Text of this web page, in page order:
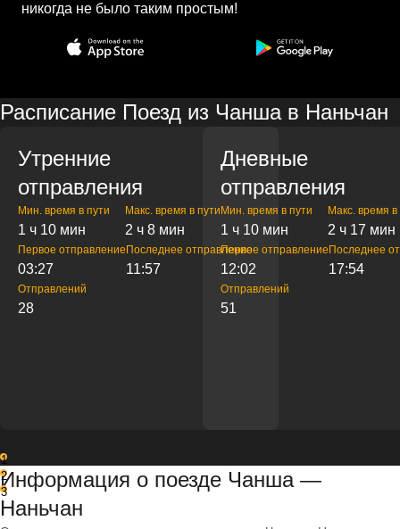
никогда не было таким простым!
Расписание Поезд из Чанша в Наньчан
Утренние
отправления
Мин. время в пути
1 ч 10 мин
Макс. время в пути
2 ч 8 мин
Первое отправление
03:27
Последнее отправление
11:57
Отправлений
28
Дневные
отправления
Мин. время в пути
1 ч 10 мин
Макс. время в
2 ч 17 мин
Первое отправление
12:02
Последнее
17:54
Отправлений
51
1
2
3
Информация о поезде Чанша —
Наньчан